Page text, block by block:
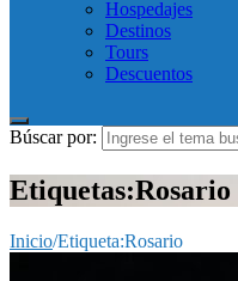
Hospedajes
Destinos
Tours
Descuentos
Búscar por:
Etiquetas:Rosario
Inicio/Etiqueta:Rosario